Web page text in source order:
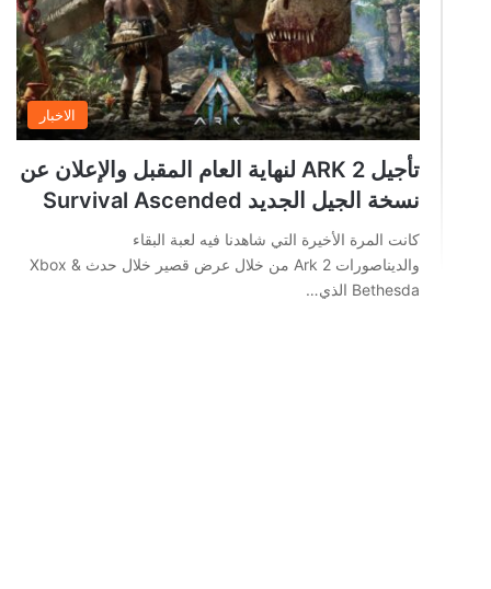
الاخبار
تأجيل ARK 2 لنهاية العام المقبل والإعلان عن
نسخة الجيل الجديد Survival Ascended
كانت المرة الأخيرة التي شاهدنا فيه لعبة البقاء
والديناصورات Ark 2 من خلال عرض قصير خلال حدث Xbox &
Bethesda الذي…